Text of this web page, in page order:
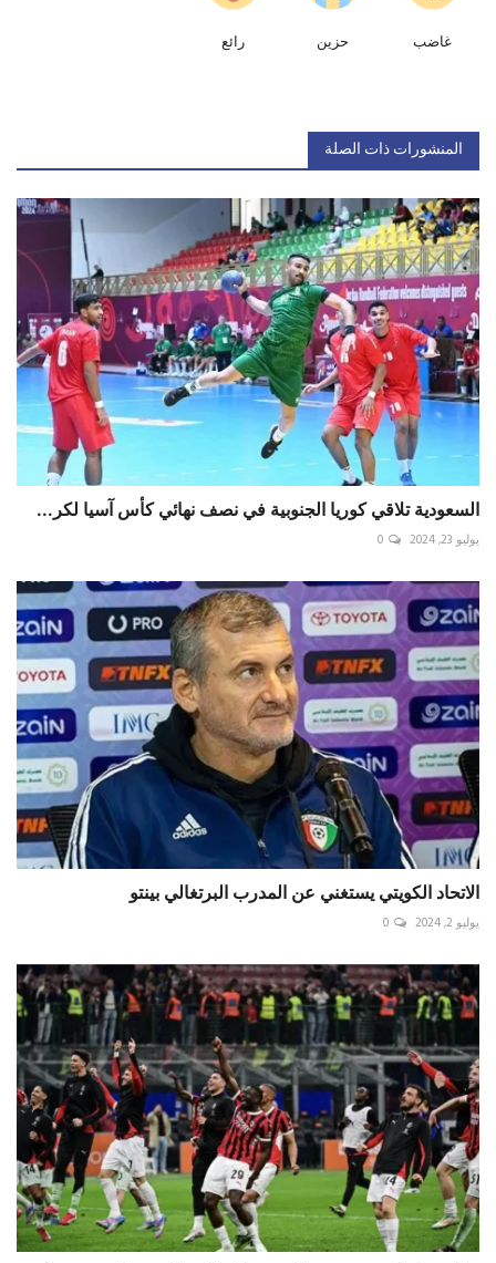
غاضب حزين رائع
المنشورات ذات الصلة
السعودية تلاقي كوريا الجنوبية في نصف نهائي كأس آسيا لكر...
يوليو 23, 2024 0
الاتحاد الكويتي يستغني عن المدرب البرتغالي بينتو
يوليو 2, 2024 0